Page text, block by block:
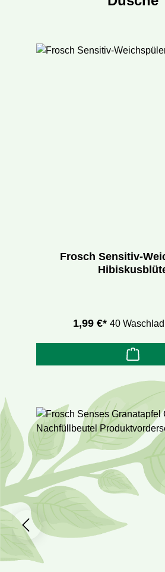
Frosch Sensitiv-
1,99 €* 40